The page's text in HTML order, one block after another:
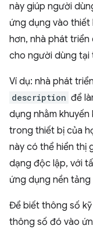
này giúp người
ứng dụng vào thiết
hơn, nhà phát
cho người dùng tại
Ví dụ: nhà phát
description để
dụng nhằm
trong thiết bị của
này có thể hiển thị
dạng độc lập, với
ứng dụng nền tảng
Để biết thông số
thông số đó vào